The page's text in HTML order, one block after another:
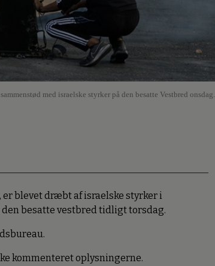
med israelske styrker på den besatte Vestbred onsdag.
blevet dræbt af israelske styrker i
besatte vestbred tidligt torsdag.
kommenteret oplysningerne.